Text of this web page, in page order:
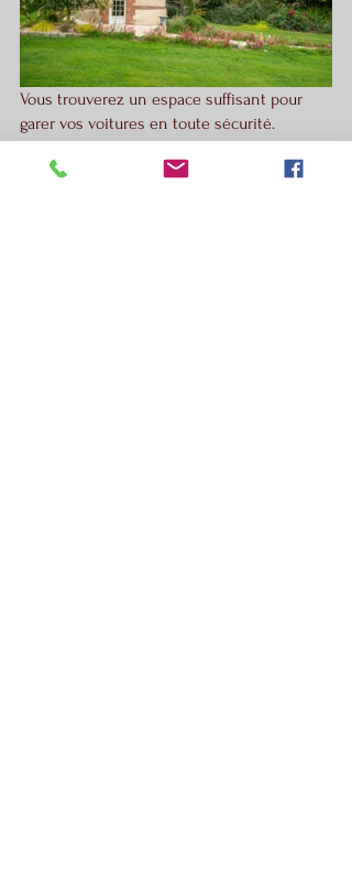
Vous trouverez un espace suffisant pour
garer vos voitures en toute sécurité.
Pour plus de détail et les contacter, je vous